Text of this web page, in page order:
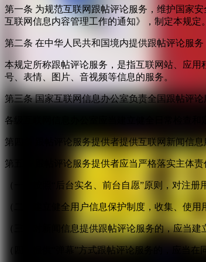
第一条 为规范互联网跟帖评论服务，维护国家
互联网信息内容管理工作的通知》，制定本规定。
第二条 在中华人民共和国境内提供跟帖评论服务
本规定所称跟帖评论服务，是指互联网站、应
号、表情、图片、音视频等信息的服务。
第三条 国家互联网信息办公室负责全国跟帖评
各级互联网信息办公室应当建立健全日常检查
第四条 跟帖评论服务提供者提供互联网新闻信
第五条 跟帖评论服务提供者应当严格落实主体责
（一）按照“后台实名、前台自愿”原则，对注
（二）建立健全用户信息保护制度，收集、使
（三）对新闻信息提供跟帖评论服务的，应当建
（四）提供“弹幕”方式跟帖评论服务的，应当